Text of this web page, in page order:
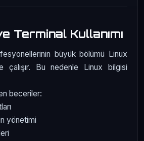
Terminal Kullanımı
büyük bölümü Linux
çalışır. Bu nedenle Linux bilgisi
beceriler:
yönetimi